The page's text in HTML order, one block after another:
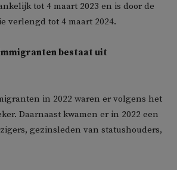
tot 4 maart 2023 en is door de
verlengd tot 4 maart 2024.
bestaat uit
in 2022 waren er volgens het
Daarnaast kwamen er in 2022 een
gezinsleden van statushouders,